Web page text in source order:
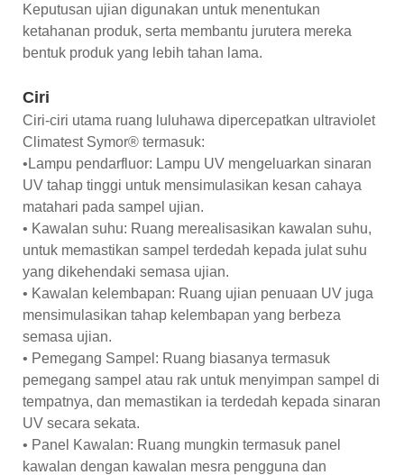
Keputusan ujian digunakan untuk menentukan
ketahanan produk, serta membantu jurutera mereka
bentuk produk yang lebih tahan lama.
Ciri
Ciri-ciri utama ruang luluhawa dipercepatkan ultraviolet
Climatest Symor® termasuk:
•Lampu pendarfluor: Lampu UV mengeluarkan sinaran
UV tahap tinggi untuk mensimulasikan kesan cahaya
matahari pada sampel ujian.
• Kawalan suhu: Ruang merealisasikan kawalan suhu,
untuk memastikan sampel terdedah kepada julat suhu
yang dikehendaki semasa ujian.
• Kawalan kelembapan: Ruang ujian penuaan UV juga
mensimulasikan tahap kelembapan yang berbeza
semasa ujian.
• Pemegang Sampel: Ruang biasanya termasuk
pemegang sampel atau rak untuk menyimpan sampel di
tempatnya, dan memastikan ia terdedah kepada sinaran
UV secara sekata.
• Panel Kawalan: Ruang mungkin termasuk panel
kawalan dengan kawalan mesra pengguna dan